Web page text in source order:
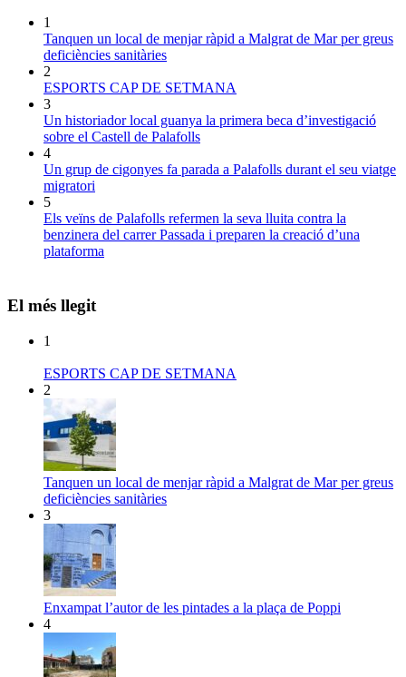
1
Tanquen un local de menjar ràpid a Malgrat de Mar per greus
deficiències sanitàries
2
ESPORTS CAP DE SETMANA
3
Un historiador local guanya la primera beca d’investigació
sobre el Castell de Palafolls
4
Un grup de cigonyes fa parada a Palafolls durant el seu viatge
migratori
5
Els veïns de Palafolls refermen la seva lluita contra la
benzinera del carrer Passada i preparen la creació d’una
plataforma
El més llegit
1
ESPORTS CAP DE SETMANA
2
Tanquen un local de menjar ràpid a Malgrat de Mar per greus
deficiències sanitàries
3
Enxampat l’autor de les pintades a la plaça de Poppi
4